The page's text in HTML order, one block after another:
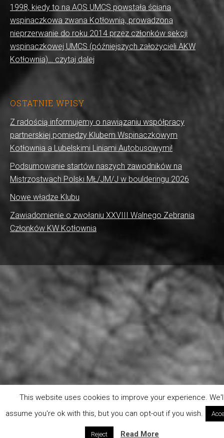
1998, kiedy to na AOS UMCS powstała ściana
wspinaczkowa zwana Kotłownią, prowadzona
nieprzerwanie do roku 2014 przez członków sekcji
wspinaczkowej UMCS (późniejszych założycieli AKW
Kotłownia)… czytaj dalej
OSTATNIE WPISY
Z radością informujemy o nawiązaniu współpracy
partnerskiej pomiędzy Klubem Wspinaczkowym
Kotłownia a Lubelskimi Liniami Autobusowymi!
Podsumowanie startów naszych zawodników na
Mistrzostwach Polski MŁ/JM/J w boulderingu 2026
Nowe władze Klubu
Zawiadomienie o zwołaniu XXVIII Walnego Zebrania
Członków KW Kotłownia
This website uses cookies to improve your experience.
assume you're ok with this, but you can opt-out if you wish.
Reject Read More